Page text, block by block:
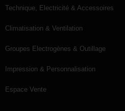
Technique, Electricité & Accessoires
Climatisation & Ventilation
Groupes Electrogènes & Outillage
Impression & Personnalisation
Espace Vente